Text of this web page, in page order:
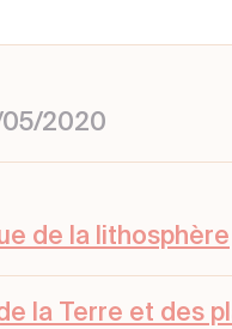
05/2020
de la lithosphère
la Terre et des